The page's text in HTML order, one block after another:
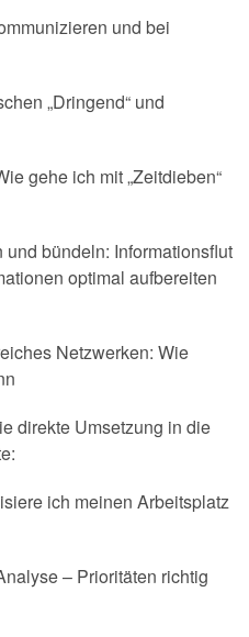
und bei
„Dringend“ und
gehe ich mit „Zeitdieben“
bündeln: Informationsflut
optimal aufbereiten
Netzwerken: Wie
direkte Umsetzung in die
ich meinen Arbeitsplatz
– Prioritäten richtig